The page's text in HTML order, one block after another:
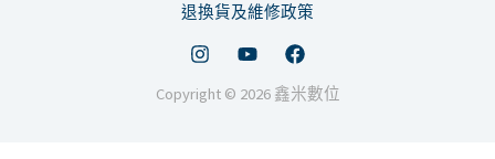
退換貨及維修政策
Copyright © 2026 鑫米數位